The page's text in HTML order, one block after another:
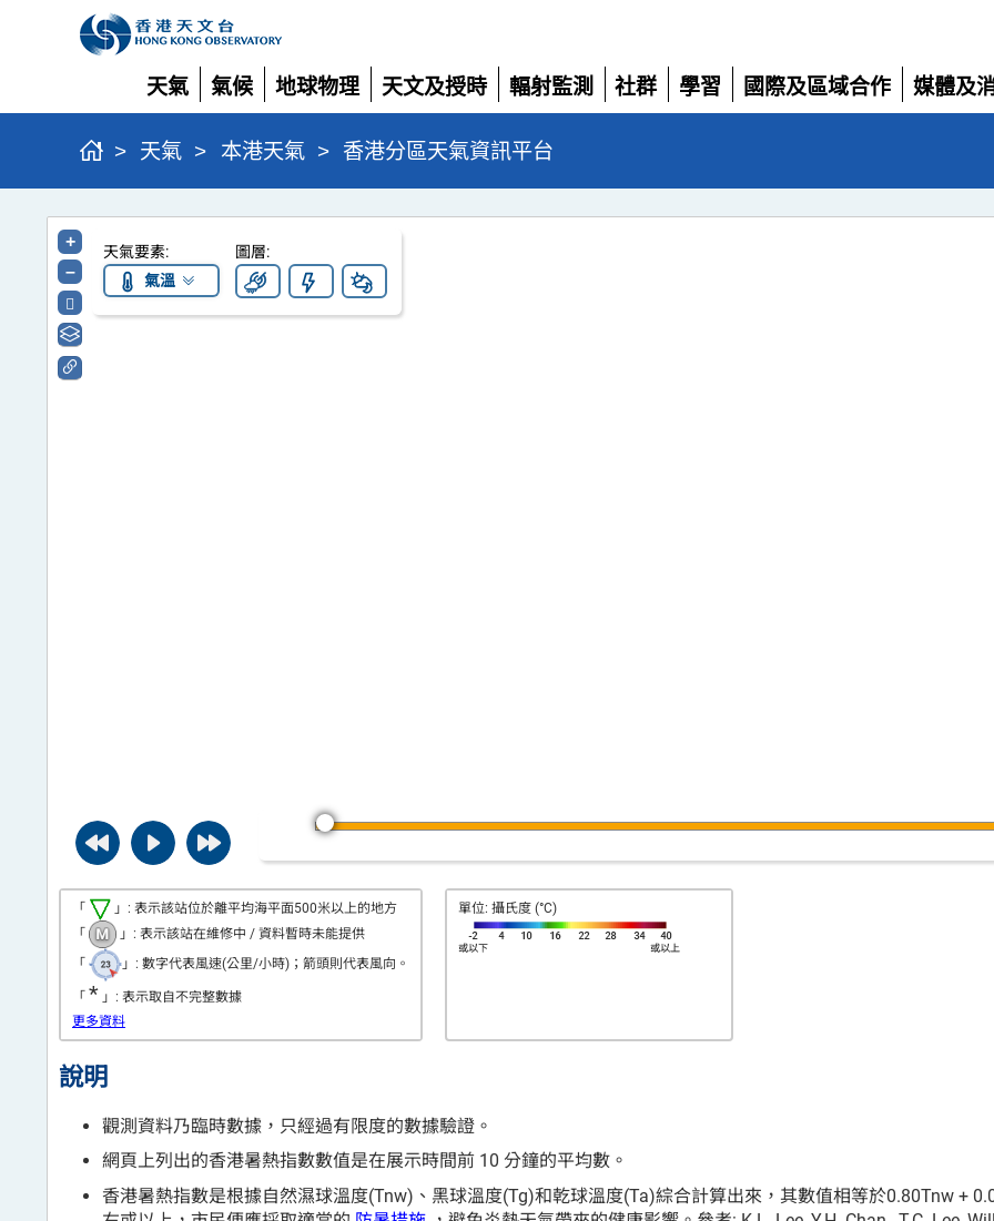
天氣
展開
氣候
展開
地球物理
展開
天文及授時
展開
輻射監測
展開
社群
展開
學習
展開
國際及區域合作
展開
媒體及
展開
> 天氣 > 本港天氣 > 香港分區天氣資訊平台
香
港
分
區
天
天氣要素:
氣溫
圖層:
+
–
「
」: 表示該站位於離平均海平面500米以上的地方
「
」: 表示該站在維修中 / 資料暫時未能提供
「
」: 數字代表風速(公里/小時)；箭頭則代表風向。
「 * 」: 表示取自不完整數據
更多資料
單位: 攝氏度 (°C)
說明
觀測資料乃臨時數據，只經過有限度的數據驗證。
網頁上列出的香港暑熱指數數值是在展示時間前 10 分鐘的平均數。
香港暑熱指數是根據自然濕球溫度(Tnw)、黑球溫度(Tg)和乾球溫度(Ta)綜合計算出來，其數值相等於0.80Tnw +